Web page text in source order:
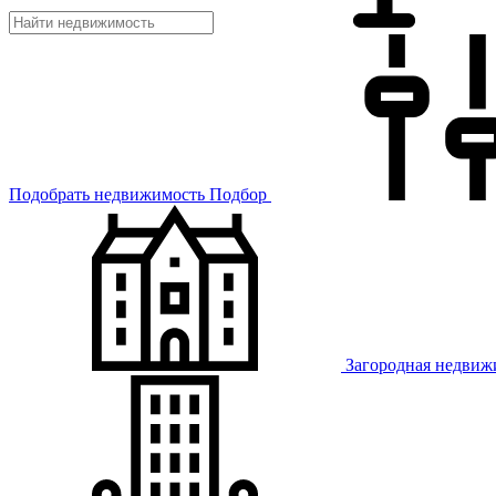
Подобрать недвижимость Подбор
Загородная